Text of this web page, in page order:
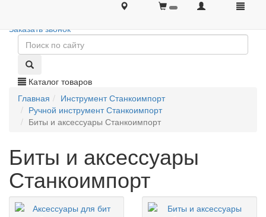
+7 (495) 646-08-66 +7 (495) 646-08-66
Заказать звонок
Каталог товаров
Главная
Инструмент Станкоимпорт
Ручной инструмент Станкоимпорт
Биты и аксессуары Станкоимпорт
Биты и аксессуары
Станкоимпорт